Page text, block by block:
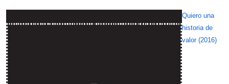
Quiero una
historia de
valor (2016)